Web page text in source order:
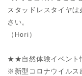
スタッドレスタイヤ
さい。
（Hori）
★★自然体験イベン
※新型コロナウイルス